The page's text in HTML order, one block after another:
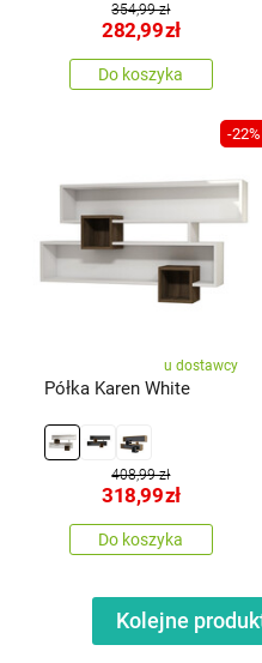
354,99 zł
282,99zł
Do koszyka
-22%
u dostawcy
Półka Karen White
408,99 zł
318,99zł
Do koszyka
Kolejne